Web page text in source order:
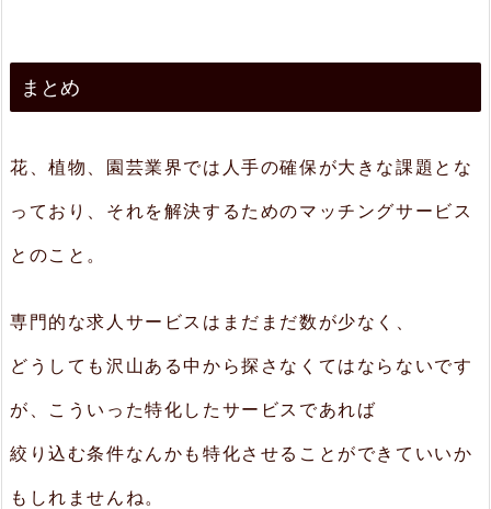
まとめ
花、植物、園芸業界では人手の確保が大きな課題とな
っており、それを解決するためのマッチングサービス
とのこと。
専門的な求人サービスはまだまだ数が少なく、
どうしても沢山ある中から探さなくてはならないです
が、こういった特化したサービスであれば
絞り込む条件なんかも特化させることができていいか
もしれませんね。